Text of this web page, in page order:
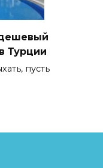
Турции
пусть